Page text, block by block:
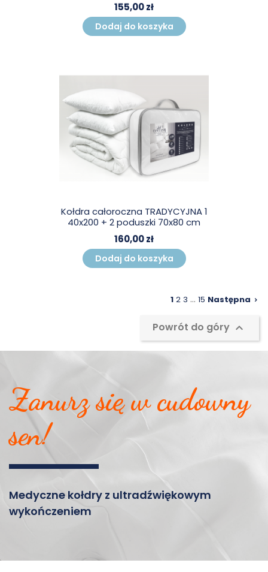
155,00 zł
Dodaj do koszyka
Kołdra całoroczna TRADYCYJNA 1
40x200 + 2 poduszki 70x80 cm
160,00 zł
Dodaj do koszyka
1 2 3 … 15 Następna 
Powrót do góry 
Zanurz się w cudowny
sen!
Medyczne kołdry z ultradźwiękowym
wykończeniem